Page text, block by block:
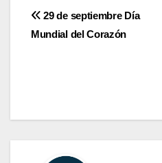
Navegación
29 de septiembre Día
Mundial del Corazón